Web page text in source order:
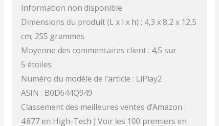
Information non disponible
Dimensions du produit (L x l x h) : 4,3 x 8,2 x 12,5
cm; 255 grammes
Moyenne des commentaires client : 4,5 sur
5 étoiles
Numéro du modèle de l’article : LiPlay2
ASIN : B0D644Q949
Classement des meilleures ventes d’Amazon :
4 877 en High-Tech ( Voir les 100 premiers en